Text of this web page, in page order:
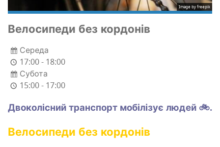
Image by freepik
Вело­си­пе­ди без кордонів
Середа
17:00 - 18:00
Субота
15:00 - 17:00
Дво­ко­лі­сний транс­порт мобі­лі­зує людей 🚲.
Вело­си­пе­ди без кордонів